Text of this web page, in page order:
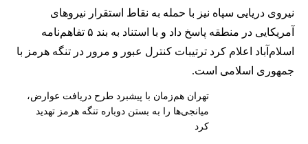
نیروی دریایی سپاه نیز با حمله به نقاط استقرار نیروهای
آمریکایی در منطقه پاسخ داد و با استناد به بند ۵ تفاهم‌نامه
اسلام‌آباد اعلام کرد ترتیبات کنترل عبور و مرور در تنگه هرمز با
جمهوری اسلامی است.
تهران هم‌زمان با پیشبرد طرح دریافت عوارض،
میانجی‌ها را به بستن دوباره تنگه هرمز تهدید
کرد